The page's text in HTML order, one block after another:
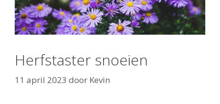
Herfstaster snoeien
11 april 2023 door Kevin